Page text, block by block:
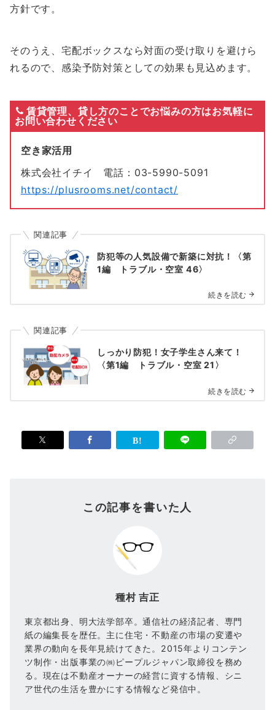
方針です。
そのうえ、宅配ボックスなら対面の受け取りを避けら
れるので、感染予防対策としての効果も見込めます。
賃貸管理、貸し方のことでお悩みの方はお気軽に
お問い合わせください
空き家活用
株式会社イチイ 電話：03-5990-5091
https://plusrooms.net/contact/
関連記事
防犯等の人気設備で新築に対抗！〈第
1編 トラブル・空室 46〉
続きを読む
関連記事
しっかり防犯！女子学生さん来て！
〈第1編 トラブル・空室 21〉
続きを読む
この記事を書いた人
種村 吉正
東京都出身、明大法学部卒。通信社の経済記者、専門
紙の編集長を歴任。主に住宅・不動産の市場の変遷や
業界の動向を長年見続けてきた。2015年よりコンテン
ツ制作・出版事業の㈱ピープルジャパン取締役を務め
る。現在は不動産オーナーの経営に資する情報、シニ
ア世代の生活を豊かにする情報など発信中。